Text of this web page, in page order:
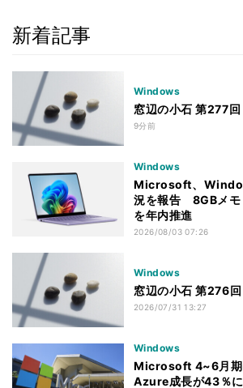
新着記事
Windows
窓辺の小石 第277
9分前
Windows
Microsoft、
況を報告 8GBメモ
を年内推進
2026/08/03 07:26
Windows
窓辺の小石 第276
2026/07/31 13:27
Windows
Microsoft 4~6月
Azure成長が43％